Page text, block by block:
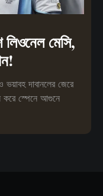
লিওনেল মেসি,
দাবানলের জেরে
করে স্পেনে আগুনে